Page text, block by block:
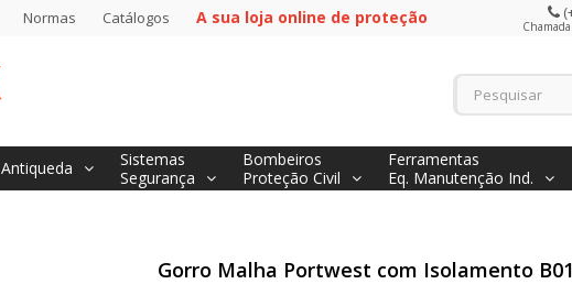
Normas Catálogos A sua loja online de proteção
Antiqueda
Sistemas
Segurança
Bombeiros
Proteção Civil
Ferramentas
Eq. Manutenção Ind.
Gorro Malha Portwest com Isolamento